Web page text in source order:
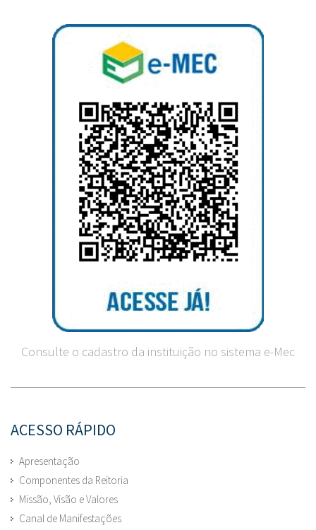
Consulte o cadastro da instituição no sistema e-Mec
ACESSO RÁPIDO
Apresentação
Componentes da Reitoria
Missão, Visão e Valores
Canal de Manifestações